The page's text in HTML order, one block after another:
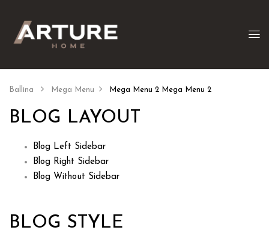
Ballina Mega Menu Mega Menu 2 Mega Menu 2
BLOG LAYOUT
Blog Left Sidebar
Blog Right Sidebar
Blog Without Sidebar
BLOG STYLE